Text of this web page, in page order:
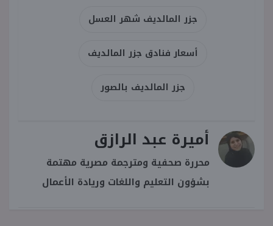
جزر المالديف شهر العسل
أسعار فنادق جزر المالديف
جزر المالديف بالصور
أميرة عبد الرازق
محررة صحفية ومترجمة مصرية مهتمة
بشؤون التعليم واللغات وريادة الأعمال